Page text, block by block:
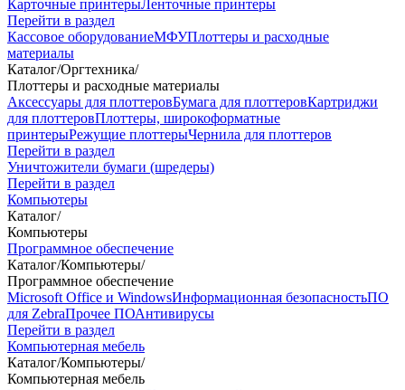
Карточные принтерыЛенточные принтеры
Перейти в раздел
Кассовое оборудованиеМФУПлоттеры и расходные
материалы
Каталог/Оргтехника/
Плоттеры и расходные материалы
Аксессуары для плоттеровБумага для плоттеровКартриджи
для плоттеровПлоттеры, широкоформатные
принтерыРежущие плоттерыЧернила для плоттеров
Перейти в раздел
Уничтожители бумаги (шредеры)
Перейти в раздел
Компьютеры
Каталог/
Компьютеры
Программное обеспечение
Каталог/Компьютеры/
Программное обеспечение
Microsoft Office и WindowsИнформационная безопасностьПО
для ZebraПрочее ПОАнтивирусы
Перейти в раздел
Компьютерная мебель
Каталог/Компьютеры/
Компьютерная мебель